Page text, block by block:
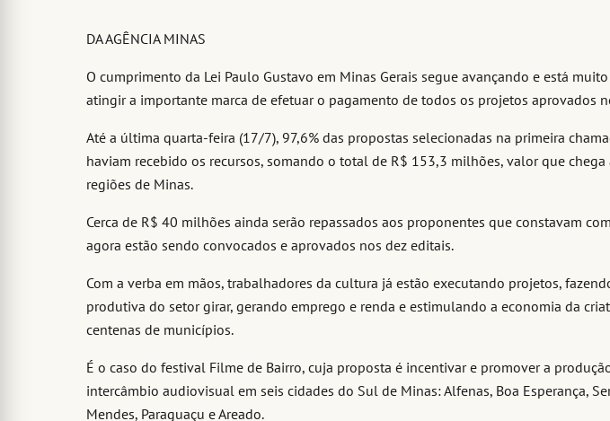
DA AGÊNCIA MINAS
O cumprimento da Lei Paulo Gustavo em Minas Gerais segue avançando e está
atingir a importante marca de efetuar o pagamento de todos os projetos aprovados
Até a última quarta-feira (17/7), 97,6% das propostas selecionadas na primeira
haviam recebido os recursos, somando o total de R$ 153,3 milhões, valor que chega
regiões de Minas.
Cerca de R$ 40 milhões ainda serão repassados aos proponentes que constavam
agora estão sendo convocados e aprovados nos dez editais.
Com a verba em mãos, trabalhadores da cultura já estão executando projetos,
produtiva do setor girar, gerando emprego e renda e estimulando a economia da
centenas de municípios.
É o caso do festival Filme de Bairro, cuja proposta é incentivar e promover a
intercâmbio audiovisual em seis cidades do Sul de Minas: Alfenas, Boa Esperança,
Mendes, Paraguaçu e Areado.